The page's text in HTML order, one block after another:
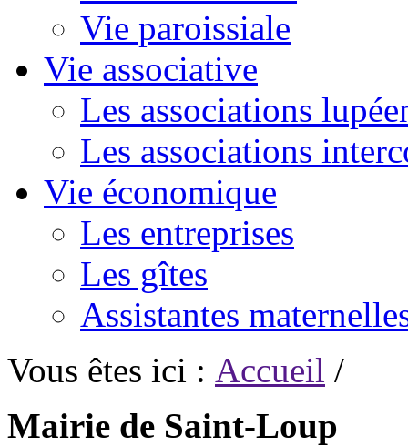
Vie paroissiale
Vie associative
Les associations
Les associations
Vie économique
Les entreprises
Les gîtes
Assistantes
Vous êtes ici : Accueil /
Mairie de Saint-Loup